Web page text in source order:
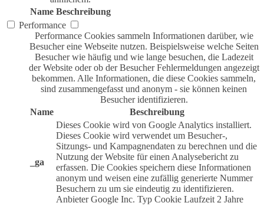
Name Beschreibung
Performance
Performance Cookies sammeln Informationen darüber, wie
Besucher eine Webseite nutzen. Beispielsweise welche Seiten
Besucher wie häufig und wie lange besuchen, die Ladezeit
der Website oder ob der Besucher Fehlermeldungen angezeigt
bekommen. Alle Informationen, die diese Cookies sammeln,
sind zusammengefasst und anonym - sie können keinen
Besucher identifizieren.
Name
Beschreibung
_ga
Dieses Cookie wird von Google Analytics installiert.
Dieses Cookie wird verwendet um Besucher-,
Sitzungs- und Kampagnendaten zu berechnen und die
Nutzung der Website für einen Analysebericht zu
erfassen. Die Cookies speichern diese Informationen
anonym und weisen eine zufällig generierte Nummer
Besuchern zu um sie eindeutig zu identifizieren.
Anbieter Google Inc. Typ Cookie Laufzeit 2 Jahre